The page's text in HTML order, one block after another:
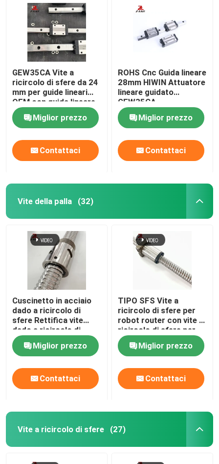
GEW35CA Vite a
ricircolo di sfere da 24
mm per guide lineari
OEM con guida lineare
Miglior prezzo
Contattaci
ROHS Cnc Guida lineare
28mm HIWIN Attuatore
lineare guidato
GEW35CA
Miglior prezzo
Contattaci
Vite della palla (32)
Cuscinetto in acciaio
dado a ricircolo di
sfere Rettifica vite
dado a ricircolo di
sfere da 4 mm
Miglior prezzo
Contattaci
TIPO SFS Vite a
ricircolo di sfere per
robot router con vite a
ricircolo di sfere per
impieghi gravosi 3000
mm
Miglior prezzo
Contattaci
Vite a ricircolo di sfere (27)